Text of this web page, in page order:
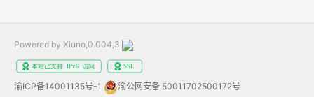
Powered by Xiuno,0.004,3
渝ICP备14001135号-1 渝公网安备 50011702500172号